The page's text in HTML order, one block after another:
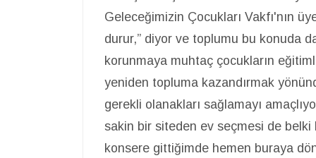
Geleceğimizin Çocukları Vakfı'nın
durur,” diyor ve toplumu bu konuda
korunmaya muhtaç çocukların
yeniden topluma kazandırmak
gerekli olanakları sağlamayı
sakin bir siteden ev seçmesi de belki
konsere gittiğimde hemen buraya